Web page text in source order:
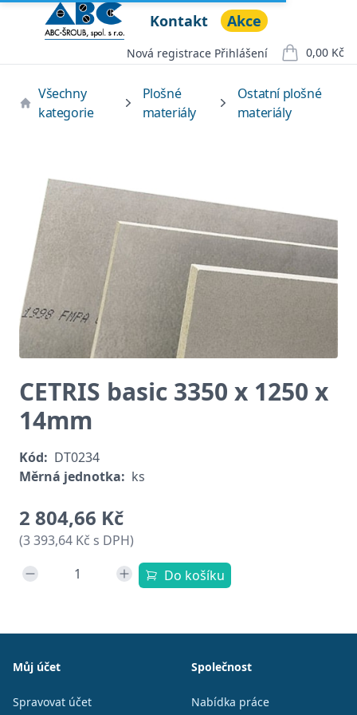
Open menu
ABC ŠROUB, spol. s r.o.Kontakt Akce
Nová registrace Přihlášení 0,00 Kč
položek v
Všechny
kategorie
Plošné
materiály
Ostatní plošné
materiály
CETRIS basic 3350 x 1250 x
14mm
Kód: DT0234
Měrná jednotka: ks
2 804,66 Kč
(3 393,64 Kč s DPH)
Do košíku
Můj účet
Spravovat účet
Společnost
Nabídka práce